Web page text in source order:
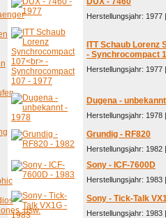
usw.
Herstellungsjahr: 1977
ITT Schaub Lorenz
- Synchrocompact
Herstellungsjahr: 1977
Dugena - unbekannt
Herstellungsjahr: 1978
Grundig - RF820
Herstellungsjahr: 1982
Sony - ICF-7600D
Herstellungsjahr: 1983
Sony - Tick-Talk
Herstellungsjahr: 1983